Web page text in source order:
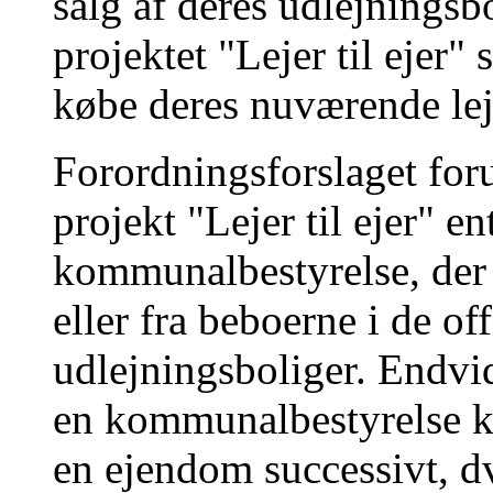
projektet "Lejer til ejer"
købe deres nuværende
Forordningsforslaget
projekt "Lejer til ejer"
kommunalbestyrelse,
eller fra beboerne i de
udlejningsboliger.
en kommunalbestyrelse
en ejendom successivt,